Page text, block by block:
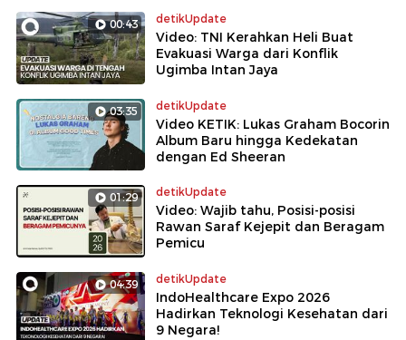
00:43 detikUpdate
Video: TNI Kerahkan Heli Buat
Evakuasi Warga dari Konflik
Ugimba Intan Jaya
03:35 detikUpdate
Video KETIK: Lukas Graham Bocorin
Album Baru hingga Kedekatan
dengan Ed Sheeran
01:29 detikUpdate
Video: Wajib tahu, Posisi-posisi
Rawan Saraf Kejepit dan Beragam
Pemicu
04:39 detikUpdate
IndoHealthcare Expo 2026
Hadirkan Teknologi Kesehatan dari
9 Negara!